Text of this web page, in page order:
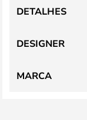
DETALHES
DESIGNER
MARCA